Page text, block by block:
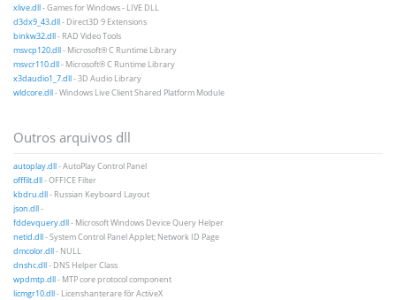
xlive.dll- Games for Windows - LIVE DLL
d3dx9_43.dll- Direct3D 9 Extensions
binkw32.dll- RAD Video Tools
msvcp120.dll- Microsoft® C Runtime Library
msvcr110.dll- Microsoft® C Runtime Library
x3daudio1_7.dll- 3D Audio Library
wldcore.dll- Windows Live Client Shared Platform Module
Outros arquivos dll
autoplay.dll- AutoPlay Control Panel
offfilt.dll- OFFICE Filter
kbdru.dll- Russian Keyboard Layout
json.dll-
fddevquery.dll- Microsoft Windows Device Query Helper
netid.dll- System Control Panel Applet; Network ID Page
dmcolor.dll- NULL
dnshc.dll- DNS Helper Class
wpdmtp.dll- MTP core protocol component
licmgr10.dll- Licenshanterare för ActiveX